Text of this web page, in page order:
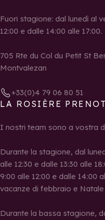
Fuori stagione: dal lunedì al
12:00 e dalle 14:00 alle 17:00.
705 Rte du Col du Petit St
Montvalezan
+33(0)4 79 06 80 51
LA ROSIÈRE
I nostri team sono a vostra
Durante la stagione, dal
alle 12:30 e dalle 13:30 alle
9:00 alle 12:00 e dalle 14:00
vacanze di febbraio e Natale
Durante la bassa stagione,